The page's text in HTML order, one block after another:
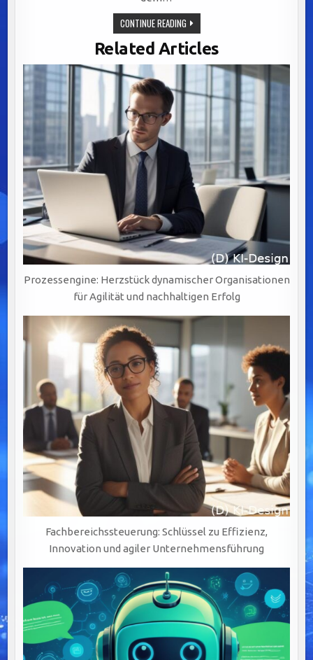
CONTINUE READINGEFFIZIENTE
WORKFLOWSYSTEME:
DER
SCHLÜSSEL
ZU
ERFOLGREICHER
KOMMUNIKATION
AGILER
Related Articles
Prozessengine: Herzstück dynamischer Organisationen
für Agilität und nachhaltigen Erfolg
Fachbereichssteuerung: Schlüssel zu Effizienz,
Innovation und agiler Unternehmensführung